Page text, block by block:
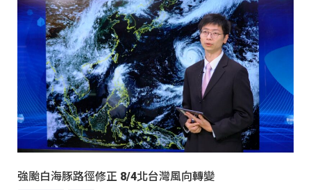
強颱白海豚路徑修正 8/4北台灣風向轉變